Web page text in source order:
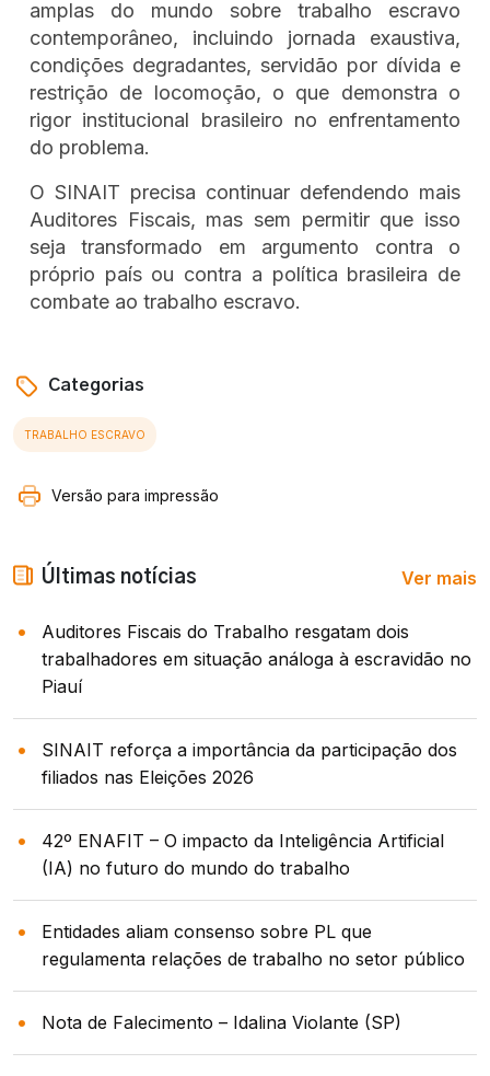
amplas do mundo sobre trabalho escravo
contemporâneo, incluindo jornada exaustiva,
condições degradantes, servidão por dívida e
restrição de locomoção, o que demonstra o
rigor institucional brasileiro no enfrentamento
do problema.
O SINAIT precisa continuar defendendo mais
Auditores Fiscais, mas sem permitir que isso
seja transformado em argumento contra o
próprio país ou contra a política brasileira de
combate ao trabalho escravo.
Categorias
TRABALHO ESCRAVO
Versão para impressão
Últimas notícias Ver mais
Auditores Fiscais do Trabalho resgatam dois
trabalhadores em situação análoga à escravidão no
Piauí
SINAIT reforça a importância da participação dos
filiados nas Eleições 2026
42º ENAFIT – O impacto da Inteligência Artificial
(IA) no futuro do mundo do trabalho
Entidades aliam consenso sobre PL que
regulamenta relações de trabalho no setor público
Nota de Falecimento – Idalina Violante (SP)